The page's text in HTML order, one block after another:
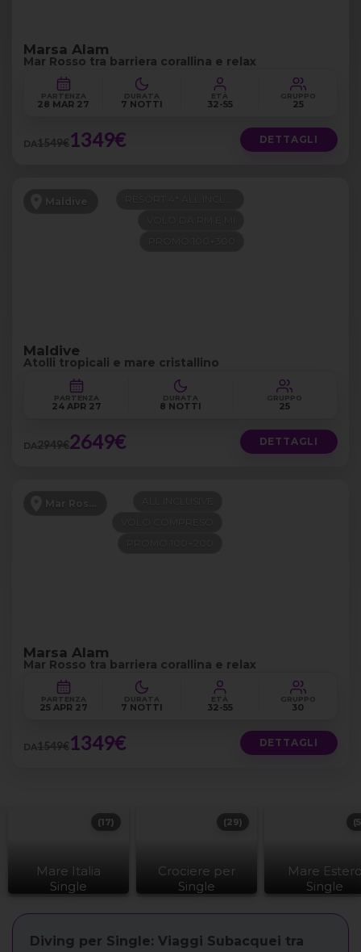
Marsa Alam
Mar Rosso tra barriera corallina e relax
PARTENZA
28 MAR 27
DURATA
7 NOTTI
ETÀ
32-55
GRUPPO
25
DA1549€1349€ DETTAGLI
Maldive
Maldive
Atolli tropicali e mare cristallino
PARTENZA
24 APR 27
DURATA
8 NOTTI
GRUPPO
25
DA2949€2649€ DETTAGLI
Mar Rosso
Marsa Alam
Mar Rosso tra barriera corallina e relax
PARTENZA
25 APR 27
DURATA
7 NOTTI
ETÀ
32-55
GRUPPO
30
DA1549€1349€ DETTAGLI
Mare Italia
Single
(17)
Crociere per
Single
(29)
Mare
Single
Diving per Single: Viaggi Subacquei tra